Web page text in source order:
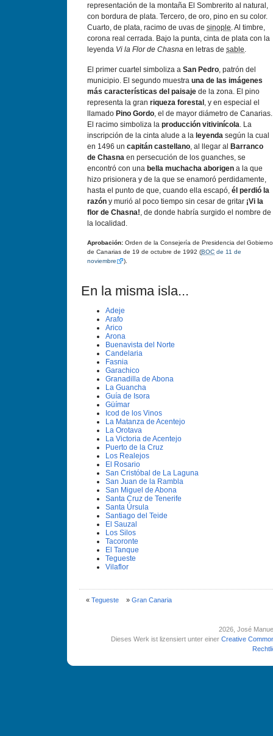
representación de la montaña El Sombrerito al natural,
con bordura de plata. Tercero, de oro, pino en su color.
Cuarto, de plata, racimo de uvas de sinople. Al timbre,
corona real cerrada. Bajo la punta, cinta de plata con la
leyenda Vi la Flor de Chasna en letras de sable.
El primer cuartel simboliza a San Pedro, patrón del
municipio. El segundo muestra una de las imágenes
más caracterí­sticas del paisaje de la zona. El pino
representa la gran riqueza forestal , y en especial el
llamado Pino Gordo, el de mayor diámetro de Canarias.
El racimo simboliza la producción vitiviní­cola. La
inscripción de la cinta alude a la leyenda según la cual
en 1496 un capitán castellano, al llegar al Barranco
de Chasna en persecución de los guanches, se
encontró con una bella muchacha aborigen a la que
hizo prisionera y de la que se enamoró perdidamente,
hasta el punto de que, cuando ella escapó, él perdió la
razón y murió al poco tiempo sin cesar de gritar ¡Vi la
flor de Chasna!, de donde habrí­a surgido el nombre de
la localidad.
Aprobación: Orden de la Consejerí­a de Presidencia del Gobierno
de Canarias de 19 de octubre de 1992 (BOC de 11 de
noviembre
).
En la misma isla...
Adeje
Arafo
Arico
Arona
Buenavista del Norte
Candelaria
Fasnia
Garachico
Granadilla de Abona
La Guancha
Guía de Isora
Güímar
Icod de los Vinos
La Matanza de Acentejo
La Orotava
La Victoria de Acentejo
Puerto de la Cruz
Los Realejos
El Rosario
San Cristóbal de La Laguna
San Juan de la Rambla
San Miguel de Abona
Santa Cruz de Tenerife
Santa Úrsula
Santiago del Teide
El Sauzal
Los Silos
Tacoronte
El Tanque
Tegueste
Vilaflor
« Tegueste» Gran Canaria
2026 , José
Dieses Werk ist lizensiert unter einer Creative